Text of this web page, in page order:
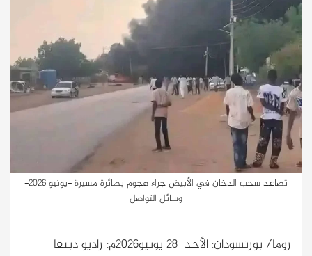
تصاعد سحب الدخان في الأبيض جراء هجوم بطائرة مسيرة -يونيو 2026-
وسائل التواصل
روما/ بورتسودان: الأحد 28 يونيو2026م: راديو دبنقا